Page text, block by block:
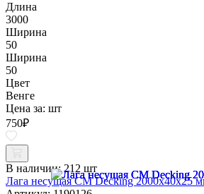
Длина
3000
Ширина
50
Ширина
50
Цвет
Венге
Цена за: шт
750₽
В наличии: 212 шт
Лага несущая CM Decking 2000х40х25